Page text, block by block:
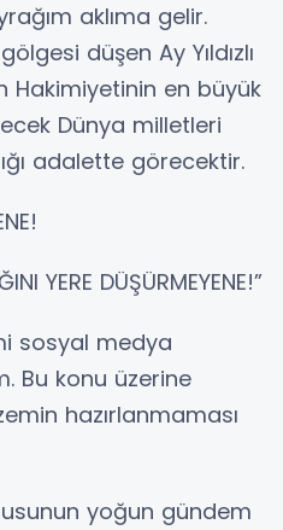
aklıma gelir.
düşen Ay Yıldızlı
Hakimiyetinin en büyük
Dünya milletleri
adalette görecektir.
YERE DÜŞÜRMEYENE!”
sosyal medya
Bu konu üzerine
hazırlanmaması
yoğun gündem